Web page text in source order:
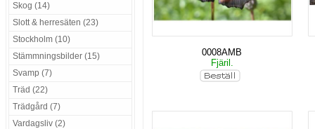
Skog (14)
Slott & herresäten (23)
Stockholm (10)
Stämmningsbilder (15)
Svamp (7)
Träd (22)
Trädgård (7)
Vardagsliv (2)
0008AMB
Fjäril.